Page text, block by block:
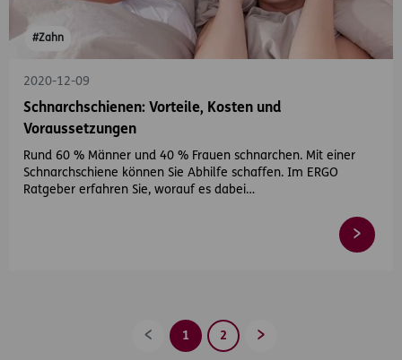
#Zahn
2020-12-09
Schnarchschienen: Vorteile, Kosten und
Voraussetzungen
Rund 60 % Männer und 40 % Frauen schnarchen. Mit einer
Schnarchschiene können Sie Abhilfe schaffen. Im ERGO
Ratgeber erfahren Sie, worauf es dabei…
Zurück1 2 Vorwärts